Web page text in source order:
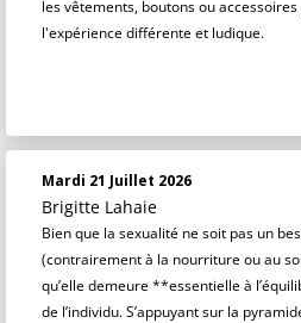
les vêtements, boutons ou
l'expérience différente et ludique.
Mardi 21 Juillet 2026
Brigitte Lahaie
Bien que la sexualité ne soit pas un
(contrairement à la nourriture ou au
qu’elle demeure **essentielle à
de l’individu. S’appuyant sur la